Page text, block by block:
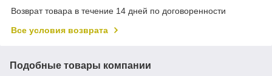
Возврат товара в течение 14 дней по договоренности
Все условия возврата
Подобные товары компании